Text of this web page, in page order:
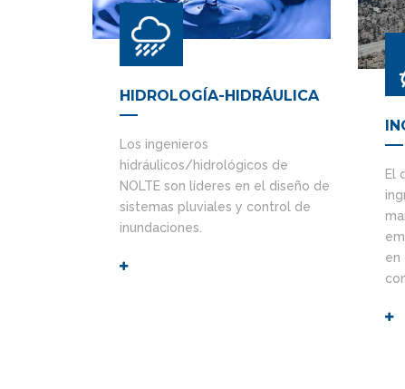
HIDROLOGÍA-HIDRÁULICA
Los ingenieros
hidráulicos/hidrológicos de
NOLTE son líderes en el diseño de
sistemas pluviales y control de
inundaciones.
El
en